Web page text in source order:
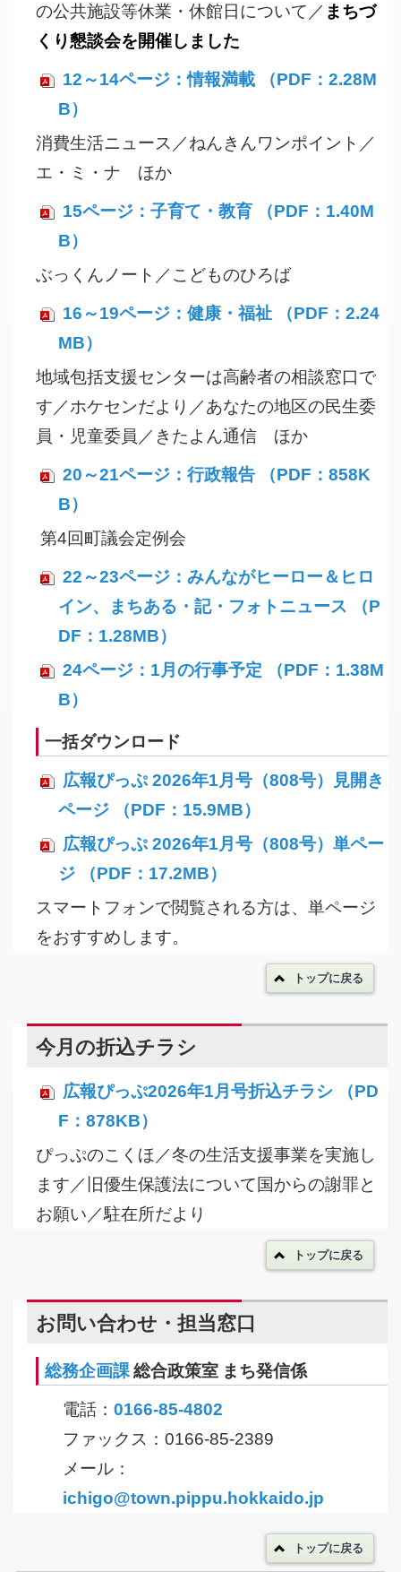
の公共施設等休業・休館日について／ まちづ
くり懇談会を開催しました
12～14ページ：情報満載 （PDF：2.28M
B）
消費生活ニュース／ねんきんワンポイント／
エ・ミ・ナ ほか
15ページ：子育て・教育 （PDF：1.40M
B）
ぶっくんノート／こどものひろば
16～19ページ：健康・福祉 （PDF：2.24
MB）
地域包括支援センターは高齢者の相談窓口で
す／ホケセンだより／あなたの地区の民生委
員・児童委員／きたよん通信 ほか
20～21ページ：行政報告 （PDF：858K
B）
第4回町議会定例会
22～23ページ：みんながヒーロー＆ヒロ
イン、まちある・記・フォトニュース （P
DF：1.28MB）
24ページ：1月の行事予定 （PDF：1.38M
B）
一括ダウンロード
広報ぴっぷ 2026年1月号（808号）見開き
ページ （PDF：15.9MB）
広報ぴっぷ 2026年1月号（808号）単ペー
ジ （PDF：17.2MB）
スマートフォンで閲覧される方は、単ページ
をおすすめします。
トップに戻る
今月の折込チラシ
広報ぴっぷ2026年1月号折込チラシ （PD
F：878KB）
ぴっぷのこくほ／冬の生活支援事業を実施し
ます／旧優生保護法について国からの謝罪と
お願い／駐在所だより
トップに戻る
お問い合わせ・担当窓口
総務企画課総合政策室 まち発信係
電話： 0166-85-4802
ファックス：0166-85-2389
メール：
ichigo@town.pippu.hokkaido.jp
トップに戻る